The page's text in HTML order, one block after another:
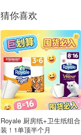
猜你喜欢
Royale 厨房纸+卫生纸组合
装！1单顶半个月